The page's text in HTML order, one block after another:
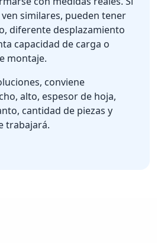
similares, pueden tener
diferente desplazamiento
capacidad de carga o
montaje.
conviene
alto, espesor de hoja,
cantidad de piezas y
trabajará.